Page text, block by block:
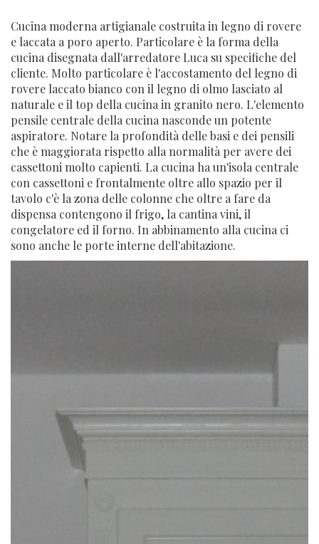
Cucina moderna artigianale costruita in legno di rovere
e laccata a poro aperto. Particolare è la forma della
cucina disegnata dall'arredatore Luca su specifiche del
cliente. Molto particolare è l'accostamento del legno di
rovere laccato bianco con il legno di olmo lasciato al
naturale e il top della cucina in granito nero. L'elemento
pensile centrale della cucina nasconde un potente
aspiratore. Notare la profondità delle basi e dei pensili
che è maggiorata rispetto alla normalità per avere dei
cassettoni molto capienti. La cucina ha un'isola centrale
con cassettoni e frontalmente oltre allo spazio per il
tavolo c'è la zona delle colonne che oltre a fare da
dispensa contengono il frigo, la cantina vini, il
congelatore ed il forno. In abbinamento alla cucina ci
sono anche le porte interne dell'abitazione.